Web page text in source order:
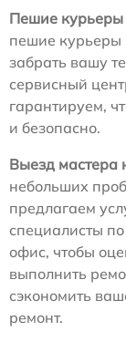
Пешие курьеры
пешие курьеры
забрать вашу
сервисный
гарантируем,
и безопасно.
Выезд мастера
небольших
предлагаем
специалисты
офис, чтобы
выполнить
сэкономить
ремонт.